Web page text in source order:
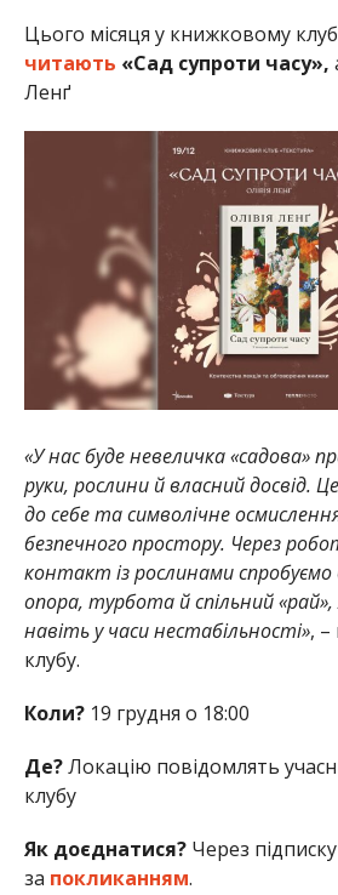
Цього місяця у книжковому
читають «Сад супроти часу»,
Ленґ
«У нас буде невеличка «садова»
руки, рослини й власний досвід.
до себе та символічне
безпечного простору. Через
контакт із рослинами
опора, турбота й спільний
навіть у часи нестабільності», –
клубу.
Коли?19 грудня о 18:00
Де?Локацію повідомлять
клубу
Як доєднатися?Через
за покликанням.